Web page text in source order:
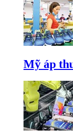
Mỹ áp